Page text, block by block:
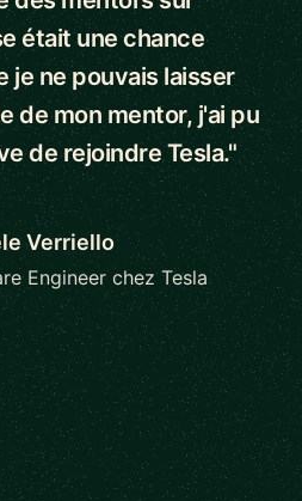
était une chance
je ne pouvais laisser
de mon mentor, j'ai pu
de rejoindre Tesla."
Verriello
Engineer chez Tesla